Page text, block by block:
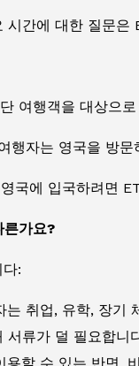
시간에 대한 질문
여행객을 대상으
행자는 영국을 방
국에 입국하려면
른가요?
:
취업, 유학, 장기
서류가 덜 필요합니